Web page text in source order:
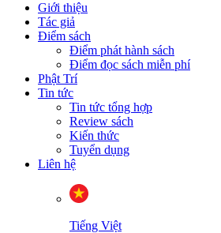
Giới thiệu
Tác giả
Điểm sách
Điểm phát hành sách
Điểm đọc sách miễn phí
Phật Trí
Tin tức
Tin tức tổng hợp
Review sách
Kiến thức
Tuyển dụng
Liên hệ
Tiếng Việt